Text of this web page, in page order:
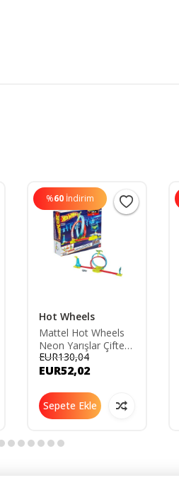
%60 İndirim
Hot Wheels
Mattel Hot Wheels
Neon Yarışlar Çifte
Çemberde Yarış Seti
HPC05
EUR130,04
EUR52,02
Sepete Ekle